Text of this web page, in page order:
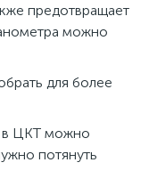
предотвращает
можно
для более
в ЦКТ можно
потянуть